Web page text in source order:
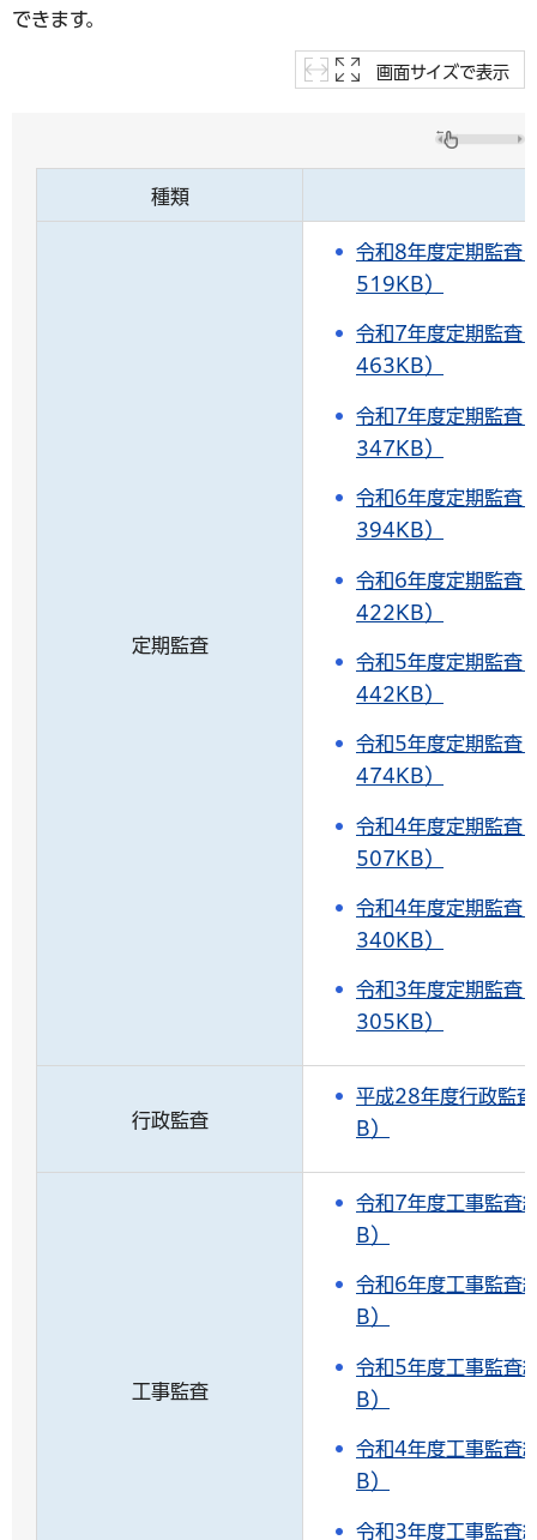
できます。
画面サイズで表示
種類
定期監査
令和8年度定期監査
519KB）
令和7年度定期監査
463KB）
令和7年度定期監査
347KB）
令和6年度定期監査
394KB）
令和6年度定期監査
422KB）
令和5年度定期監査
442KB）
令和5年度定期監査
474KB）
令和4年度定期監査
507KB）
令和4年度定期監査
340KB）
令和3年度定期監査
305KB）
行政監査
平成28年度行政監
B）
工事監査
令和7年度工事監査
B）
令和6年度工事監査
B）
令和5年度工事監査
B）
令和4年度工事監査
B）
令和3年度工事監査